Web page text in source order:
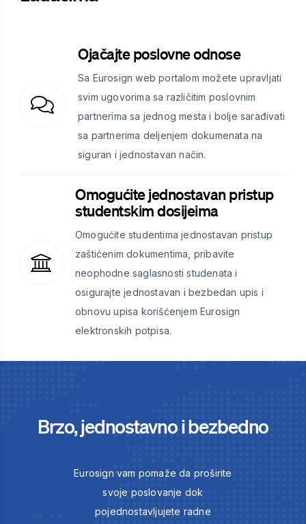
Ojačajte poslovne odnose
Sa Eurosign web portalom možete upravljati
svim ugovorima sa različitim poslovnim
partnerima sa jednog mesta i bolje sarađivati
sa partnerima deljenjem dokumenata na
siguran i jednostavan način.
Omogućite jednostavan pristup
studentskim dosijeima
Omogućite studentima jednostavan pristup
zaštićenim dokumentima, pribavite
neophodne saglasnosti studenata i
osigurajte jednostavan i bezbedan upis i
obnovu upisa korišćenjem Eurosign
elektronskih potpisa.
Brzo, jednostavno i bezbedno
Eurosign vam pomaže da proširite
svoje poslovanje dok
pojednostavljujete radne